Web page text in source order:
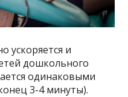
ускоряется и
дошкольного
одинаковыми
3-4 минуты).